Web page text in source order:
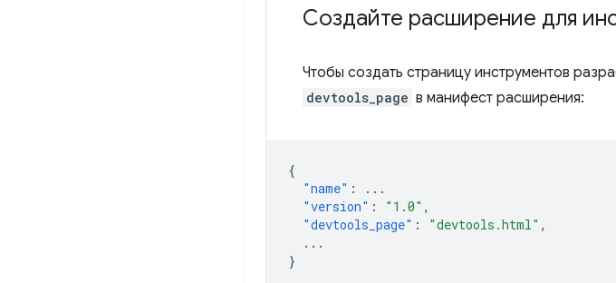
Создайте расширение для
Чтобы создать страницу инструментов
devtools_page в манифест расширения:
{
"name" :
...
"version" : "1.0" ,
"devtools_page" : "devtools.html" ,
...
}